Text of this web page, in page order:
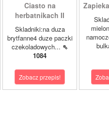
Ciasto na
herbatnikach II
Skladniki:na duza
brytfanne4 duze paczki
czekoladowych... ⇖
1084
Zobacz przepis!